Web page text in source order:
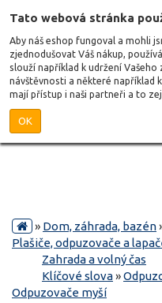
Tato webová stránka
Aby náš eshop fungoval a mohli
zjednodušovat Váš nákup,
slouží například k udržení
návštěvnosti a některé například
mají přístup i naši partneři a to
OK
» Dom, záhrada, bazén
Plašiče, odpuzovače a
Zahrada a volný čas
Klíčové slova»
Odpuzovače myší